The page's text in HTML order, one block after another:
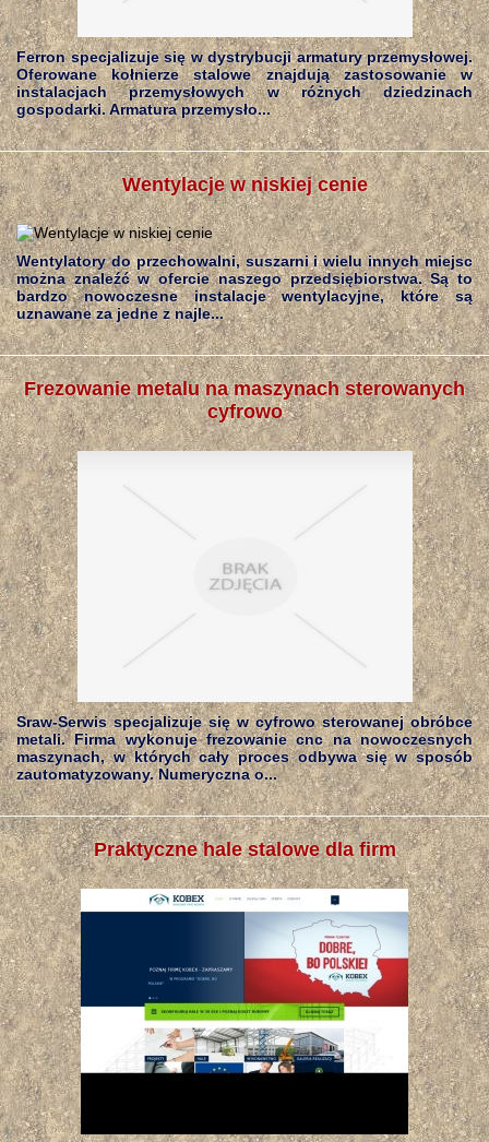
Ferron specjalizuje się w dystrybucji armatury przemysłowej.
Oferowane kołnierze stalowe znajdują zastosowanie w
instalacjach przemysłowych w różnych dziedzinach
gospodarki. Armatura przemysło...
Wentylacje w niskiej cenie
Wentylatory do przechowalni, suszarni i wielu innych miejsc
można znaleźć w ofercie naszego przedsiębiorstwa. Są to
bardzo nowoczesne instalacje wentylacyjne, które są
uznawane za jedne z najle...
Frezowanie metalu na maszynach sterowanych
cyfrowo
Sraw-Serwis specjalizuje się w cyfrowo sterowanej obróbce
metali. Firma wykonuje frezowanie cnc na nowoczesnych
maszynach, w których cały proces odbywa się w sposób
zautomatyzowany. Numeryczna o...
Praktyczne hale stalowe dla firm